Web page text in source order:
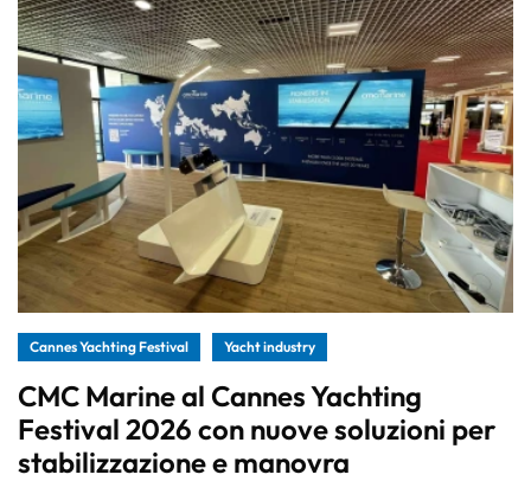
Cannes Yachting Festival Yacht industry
CMC Marine al Cannes Yachting
Festival 2026 con nuove soluzioni per
stabilizzazione e manovra